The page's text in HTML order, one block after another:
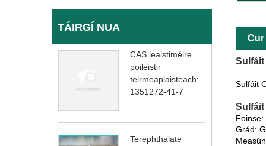
TÁIRGÍ NUA
CAS leaistiméire
poileistir
teirmeaplaisteach:
1351272-41-7
Terephthalate
Cur
Sulfáit
Grád: